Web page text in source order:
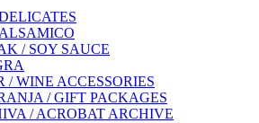
/ SOY SAUCE
/ WINE ACCESSORIES
/ GIFT PACKAGES
/ ACROBAT ARCHIVE